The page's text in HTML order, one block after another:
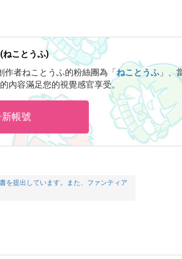
ねことうふ)
作者ねことうふ的粉絲團為「ねことうふ」、
內容滿足您的視覺感官享受。
帳號
を提出しています。また、ファンティア